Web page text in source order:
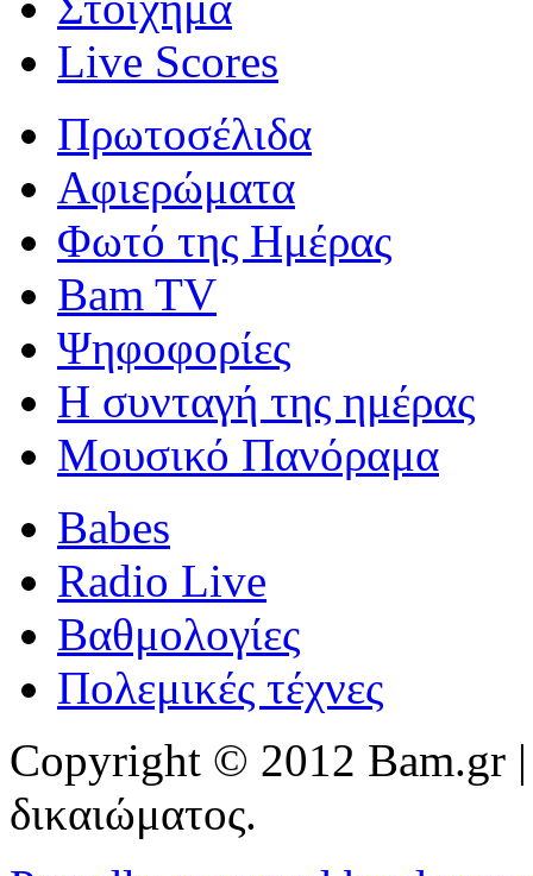
Live Scores
Πρωτοσέλιδα
Αφιερώματα
Φωτό της Ημέρας
Bam TV
Ψηφοφορίες
Η συνταγή της ημέρας
Μουσικό Πανόραμα
Babes
Radio Live
Βαθμολογίες
Πολεμικές τέχνες
Copyright © 2012 Bam.gr |
δικαιώματος.